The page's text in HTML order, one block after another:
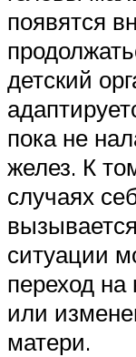
появятся
детский
пока не
желез. К
случаях
ситуации
переход
или
матери.